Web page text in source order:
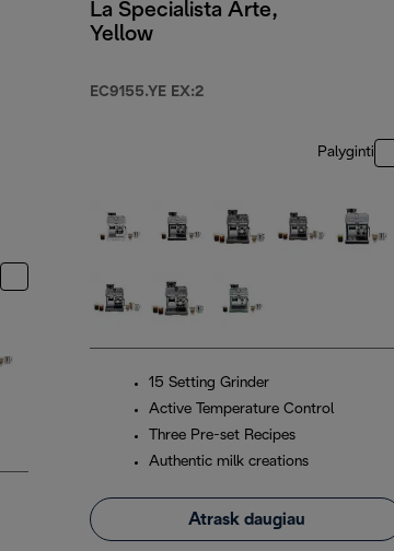
La Specialista Arte,
Yellow
EC9155.YE EX:2
Palyginti
15 Setting Grinder
Active Temperature Control
Three Pre-set Recipes
Authentic milk creations
Atrask daugiau